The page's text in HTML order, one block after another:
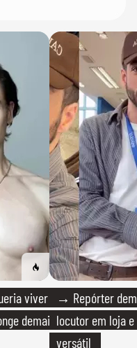
viver
demais
→ Repórter
locutor em loja
versátil